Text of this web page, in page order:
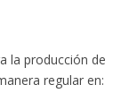
la producción de
regular en: